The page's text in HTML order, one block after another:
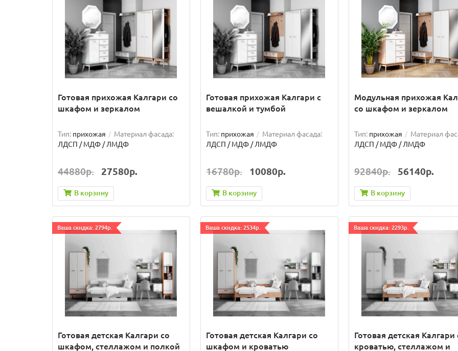
Готовая прихожая Калгари со
шкафом и зеркалом
Тип: прихожая
Материал фасада:
ЛДСП / МДФ / ЛМДФ
44880р. 27580р.
В корзину
Готовая прихожая Калгари с
вешалкой и тумбой
Тип: прихожая
Материал фасада:
ЛДСП / МДФ / ЛМДФ
16780р. 10080р.
В корзину
Модульная прихожая
со шкафом и зеркалом
Тип: прихожая
Материал
ЛДСП / МДФ / ЛМДФ
92840р. 56140р.
В корзину
Ваша скидка: 2794р.
Готовая детская Калгари со
шкафом, стеллажом и полкой
Ваша скидка: 2534р.
Готовая детская Калгари со
шкафом и кроватью
Ваша скидка: 2293р.
Готовая детская Калгари
кроватью, стеллажом и